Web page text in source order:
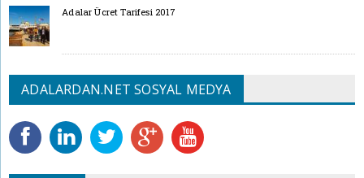
Adalar Ücret Tarifesi 2017
ADALARDAN.NET SOSYAL MEDYA